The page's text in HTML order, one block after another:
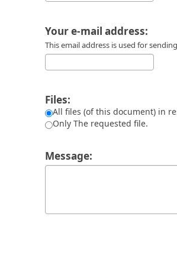
Your e-mail address:
This email address is used for
Files:
All files (of this document) in
Only The requested file.
Message: